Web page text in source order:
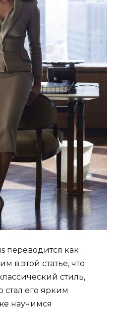
переводится как
в этой статье, что
стиль,
стал его ярким
научимся